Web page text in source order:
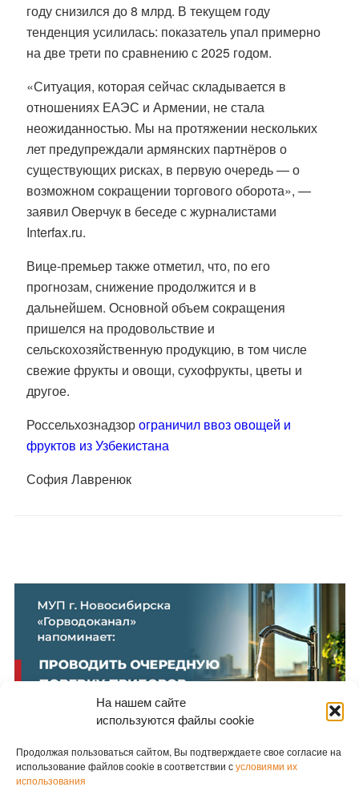
На нашем сайте
используются файлы cookie
Продолжая пользоваться сайтом, Вы подтверждаете свое согласие на
использование файлов cookie в соответствии сусловиями их
использования
году снизился до 8 млрд. В текущем году
тенденция усилилась: показатель упал примерно
на две трети по сравнению с 2025 годом.
«Ситуация, которая сейчас складывается в
отношениях ЕАЭС и Армении, не стала
неожиданностью. Мы на протяжении нескольких
лет предупреждали армянских партнёров о
существующих рисках, в первую очередь — о
возможном сокращении торгового оборота», —
заявил Оверчук в беседе с журналистами
Interfax.ru.
Вице-премьер также отметил, что, по его
прогнозам, снижение продолжится и в
дальнейшем. Основной объем сокращения
пришелся на продовольствие и
сельскохозяйственную продукцию, в том числе
свежие фрукты и овощи, сухофрукты, цветы и
другое.
Россельхознадзорограничил ввоз овощей и
фруктов из Узбекистана
София Лавренюк